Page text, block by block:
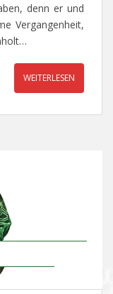
denn er und
Vergangenheit,
WEITERLESEN